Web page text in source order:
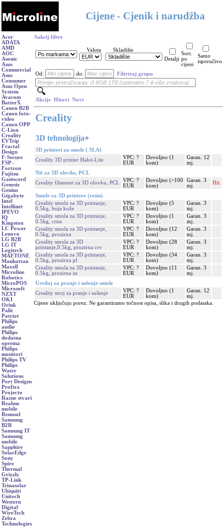
Cijene - Cjenik i narudžba
Acer
ADATA
AMD
AOC
Asonic
Asus
Commercial
Asus
Consumer
Asus Open
System
Avacom
BatterX
Canon B2B
Canon foto-
video
Canon OPP
C-Lion
Creality
EVTrip
Fractal
Design
F-Secure
FSP -
Fortron
Fujitsu
Gainward
Genesis
Genius
Gigabyte
Intel
Intellinet
IPEVO
IQ
Kingston
LC Power
Lenovo
LG B2B
LG IT
Logitech
MAETONE
Manhattan
Maxell
Microline
Robotics
MicroPOS
Microsoft
NZXT
OKI
Orink
Palit
Patriot
Philips
audio
Philips
dodatna
oprema
Philips
monitori
Philips TV
Philips
Water
Solutions
Port Designs
Profixx
Projecto
Razne stvari
Realme
mobile
Renusol
Samsung
B2B
Samsung IT
Samsung
mobile
Sapphire
SolarEdge
Sony
Spire
Thermal
Grizzly
TP-Link
Trinasolar
Ubiquiti
Unitech
Western
Digital
WireTech
Zebra
Technologies
Sakrij filtre
Valuta
Skladište
Detalji
Sort.
po
cijeni
Samo
isporučivo
Od: do: Filtriraj grupu
Akcije Hitovi Novi
Creality
3D tehnologija+
3D printeri za smole ( SLA)
Creality 3D printer Halot-Lite
VPC: ?
EUR
Dovoljno (1
kom)
Garan. 12
mj.
Nit za 3D olovke, PCL
Creality filament za 3D olovku, PCL
VPC: ?
EUR
Dovoljno (>100
kom)
Garan. 3
mj.
Hit.
Smole za 3D printere (resin)
Creality smola za 3D printanje,
0.5kg, boja kože
VPC: ?
EUR
Dovoljno (5
kom)
Garan. 3
mj.
Creality smola za 3D printanje,
0.5kg, crna
VPC: ?
EUR
Dovoljno (1
kom)
Garan. 3
mj.
Creality smola za 3D printanje,
0.5kg, prozirna
VPC: ?
EUR
Dovoljno (12
kom)
Garan. 3
mj.
Creality smola za 3D
printanje,0.5kg, prozirna crv
VPC: ?
EUR
Dovoljno (28
kom)
Garan. 3
mj.
Creality smola za 3D printanje,
0.5kg, prozirna pl
VPC: ?
EUR
Dovoljno (34
kom)
Garan. 3
mj.
Creality smola za 3D printanje,
0.5kg, prozirna ze
VPC: ?
EUR
Dovoljno (11
kom)
Garan. 3
mj.
Uređaj za pranje i sušenje smole
Creality stroj za pranje i sušenje
VPC: ?
EUR
Dovoljno (1
kom)
Garan. 12
mj.
Cijene uključuju porez. Ne garantiramo točnost opisa, slika i drugih podataka.